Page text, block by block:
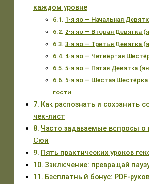
каждом уровне
1-я яо — Начальная
2-я яо — Вторая Девятка
3-я яо — Третья Девятка
4-я яо — Четвёртая
5-я яо — Пятая Девятка
6-я яо — Шестая Шестёрка
гости
Как распознать и сохранить
чек-лист
Часто задаваемые вопросы о
Сюй
Пять практических уроков
Заключение: превращай
Бесплатный бонус: PDF-